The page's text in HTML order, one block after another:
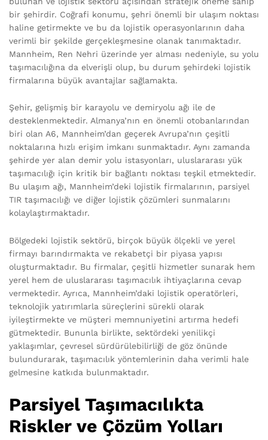
bir şehirdir. Coğrafi konumu, şehri önemli bir ulaşım noktası
haline getirmekte ve bu da lojistik operasyonlarının daha
verimli bir şekilde gerçekleşmesine olanak tanımaktadır.
Mannheim, Ren Nehri üzerinde yer alması nedeniyle, su yolu
taşımacılığına da elverişli olup, bu durum şehirdeki lojistik
firmalarına büyük avantajlar sağlamakta.
Şehir, gelişmiş bir karayolu ve demiryolu ağı ile de
desteklenmektedir. Almanya’nın en önemli otobanlarından
biri olan A6, Mannheim’dan geçerek Avrupa’nın çeşitli
noktalarına hızlı erişim imkanı sunmaktadır. Aynı zamanda
şehirde yer alan demir yolu istasyonları, uluslararası yük
taşımacılığı için kritik bir bağlantı noktası teşkil etmektedir.
Bu ulaşım ağı, Mannheim’deki lojistik firmalarının, parsiyel
TIR taşımacılığı ve diğer lojistik çözümleri sunmalarını
kolaylaştırmaktadır.
Bölgedeki lojistik sektörü, birçok büyük ölçekli ve yerel
firmayı barındırmakta ve rekabetçi bir piyasa yapısı
oluşturmaktadır. Bu firmalar, çeşitli hizmetler sunarak hem
yerel hem de uluslararası taşımacılık ihtiyaçlarına cevap
vermektedir. Ayrıca, Mannheim’daki lojistik operatörleri,
teknolojik yatırımlarla süreçlerini sürekli olarak
iyileştirmekte ve müşteri memnuniyetini artırma hedefi
gütmektedir. Bununla birlikte, sektördeki yenilikçi
yaklaşımlar, çevresel sürdürülebilirliği de göz önünde
bulundurarak, taşımacılık yöntemlerinin daha verimli hale
gelmesine katkıda bulunmaktadır.
Parsiyel Taşımacılıkta
Riskler ve Çözüm Yolları